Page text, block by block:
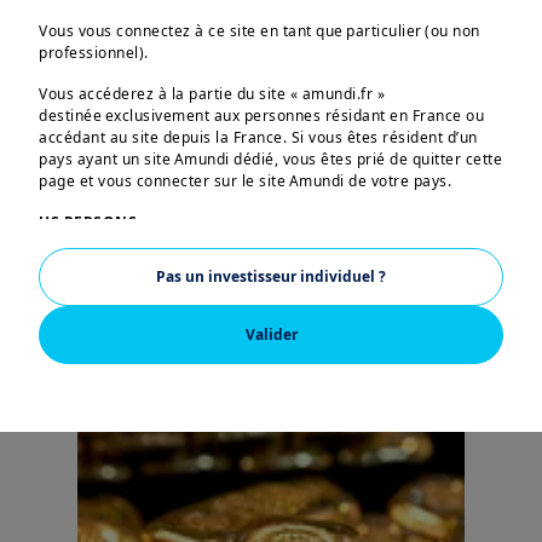
Vous vous connectez à ce site en tant que particulier (ou non
professionnel).
Vous accéderez à la partie du site « amundi.fr »
destinée exclusivement aux personnes résidant en France ou
accédant au site depuis la France. Si vous êtes résident d’un
pays ayant un site Amundi dédié, vous êtes prié de quitter cette
page et vous connecter sur le site Amundi de votre pays.
US PERSONS:
Les informations figurant sur ce site ne s’adressent pas aux
ressortissants et citoyens des Etats-Unis d’Amérique ou aux
«U.S. Persons», telle que cette expression est définie par la
«Regulation S» de la Securities and Exchange Commission en
vertu de l’U.S. Securities Act de 1933, qui vise notamment toute
vous n’êtes pas autorisé à accéder à ce site et vous êtes invité
à vous connecter surwww.amundi.us.
Ce site a uniquement pour objet de fournir des informations
sur Amundi, ses affiliés et leurs produits autorisés à la
Valider
Pas un investisseur individuel ?
vous posez sur l'or"
ou notre article
"qu'est ce que
l'investissement
thématique"